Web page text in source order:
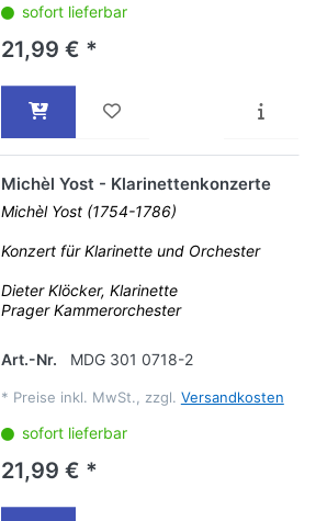
sofort lieferbar
21,99 € *
Michèl Yost - Klarinettenkonzerte
Michèl Yost (1754-1786)
Konzert für Klarinette und Orchester
Dieter Klöcker, Klarinette
Prager Kammerorchester
Art.-Nr. MDG 301 0718-2
* Preise inkl. MwSt., zzgl. Versandkosten
sofort lieferbar
21,99 € *